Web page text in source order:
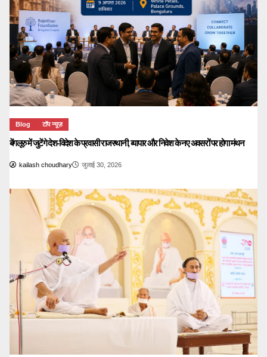
Blog टॉप न्यूज़
बेंगलूरु में जुटेंगे देश-विदेश के प्रवासी राजस्थानी, व्यापार और निवेश के नए अवसरों पर होगा मंथन
kailash choudhary जुलाई 30, 2026